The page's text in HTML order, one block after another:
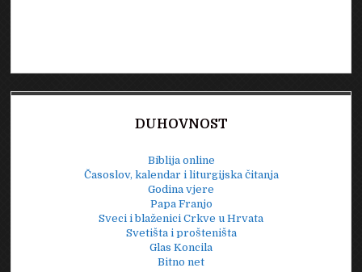
DUHOVNOST
Biblija online
Časoslov, kalendar i liturgijska čitanja
Godina vjere
Papa Franjo
Sveci i blaženici Crkve u Hrvata
Svetišta i prošteništa
Glas Koncila
Bitno net